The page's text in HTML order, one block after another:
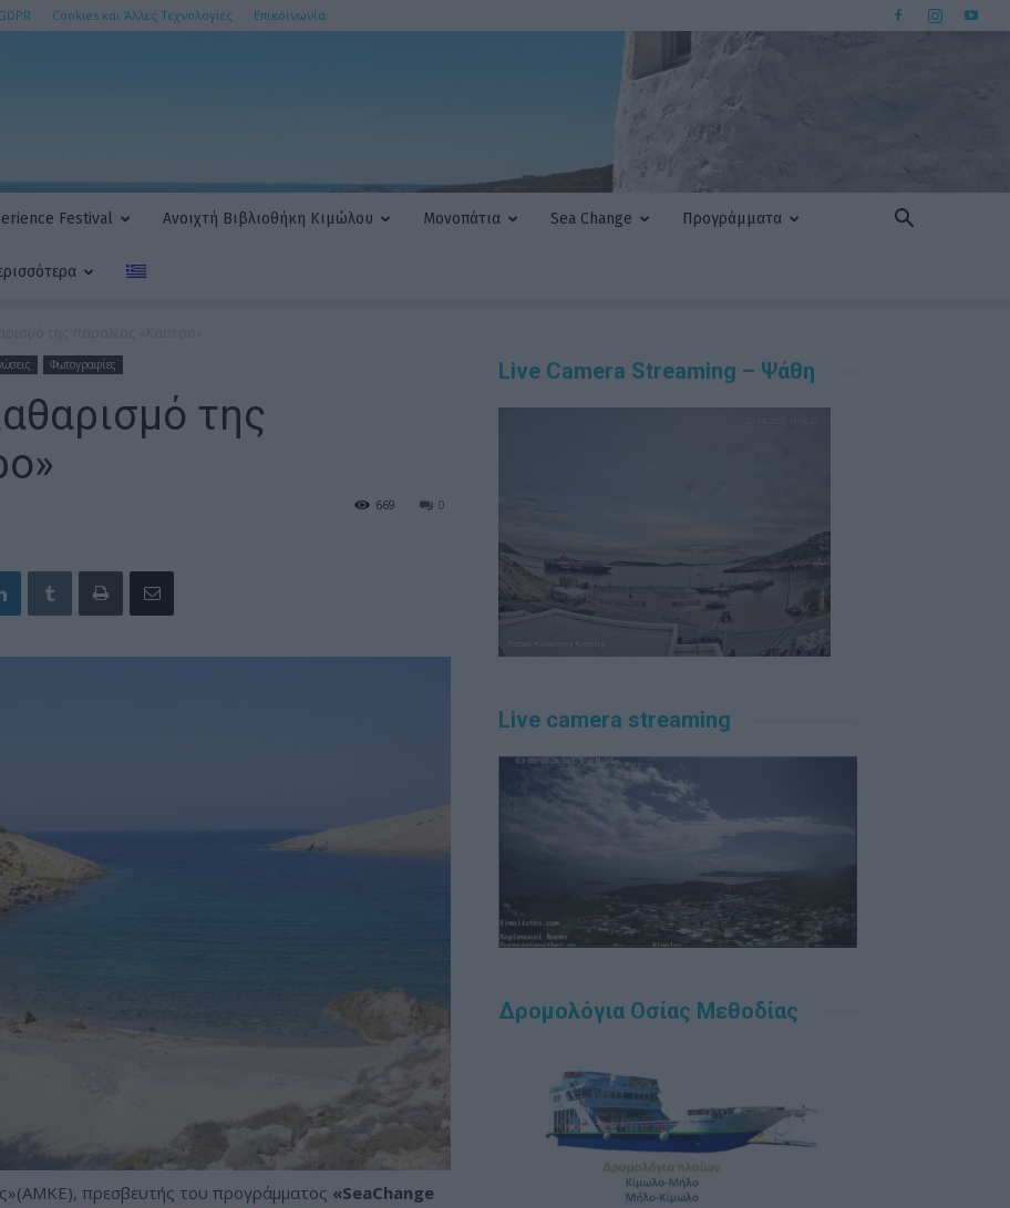
Cookies και Άλλες Τεχνολογίες Επικοινωνία
Festival Ανοιχτή Βιβλιοθήκη Κιμώλου Μονοπάτια Sea Change Προγράμματα
Φωτογραφίες
της
0
669
πρεσβευτής του προγράμματος «SeaChange
Live Camera Streaming – Ψάθη
Live camera streaming
Δρομολόγια Οσίας Μεθοδίας